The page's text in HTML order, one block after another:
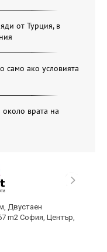
от Турция, в
само ако условията
около врата на
Двустаен
m2 София, Център,